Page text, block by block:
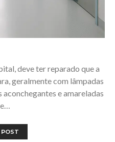
deve ter reparado que a
geralmente com lâmpadas
aconchegantes e amareladas